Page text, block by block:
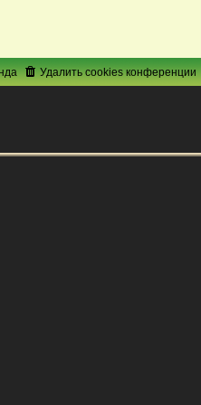
Удалить cookies конференции